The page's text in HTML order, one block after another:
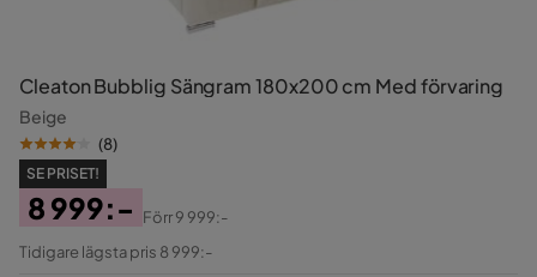
Cleaton Bubblig Sängram 180x200 cm Med förvaring
Beige
(8)
SE PRISET!
Pris
8 999:-
Original
Förr9 999:-
Tidigare lägsta pris 8 999:-